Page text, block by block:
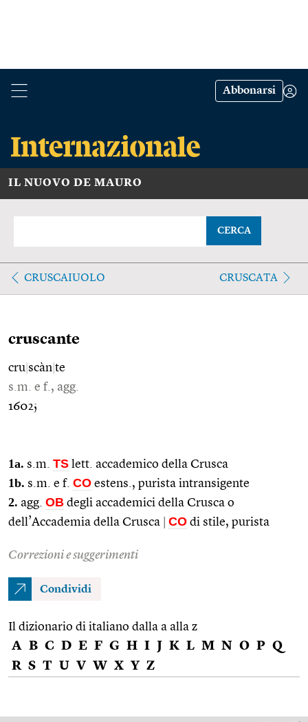
Abbonarsi
IL NUOVO DE MAURO
CERCA
CRUSCAIUOLO CRUSCATA
cruscante
cru scàn te
s.m. e f., agg.
1602;
1a. s.m. TS lett. accademico della Crusca
1b. s.m. e f. CO estens., purista intransigente
2. agg. OB degli accademici della Crusca o
dell’Accademia della Crusca
CO di stile, purista
Correzioni e suggerimenti
Condividi
Il dizionario di italiano dalla a alla z
A B C D E F G H I J K L M N O P Q
R S T U V W X Y Z